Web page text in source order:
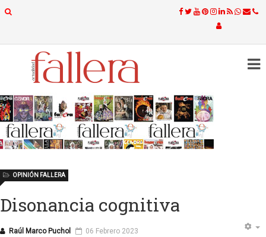
Disonancia cognitiva
Raúl Marco Puchol
OPINIÓN FALLERA
06 Febrero 2023